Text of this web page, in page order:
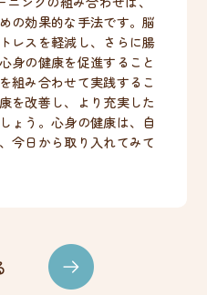
の効果的な手法です。脳
レスを軽減し、さらに腸
身の健康を促進すること
組み合わせて実践するこ
を改善し、より充実した
ょう。心身の健康は、自
今日から取り入れてみて